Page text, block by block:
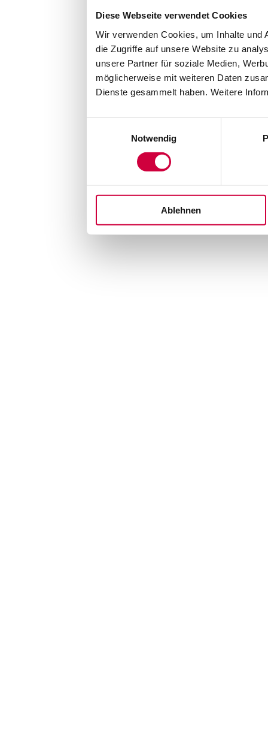
Diese Webseite verwendet Cookies
Wir verwenden Cookies, um Inhalte und
die Zugriffe auf unsere Website zu
unsere Partner für soziale Medien,
möglicherweise mit weiteren Daten
Dienste gesammelt haben. Weitere
Notwendig
Ablehnen